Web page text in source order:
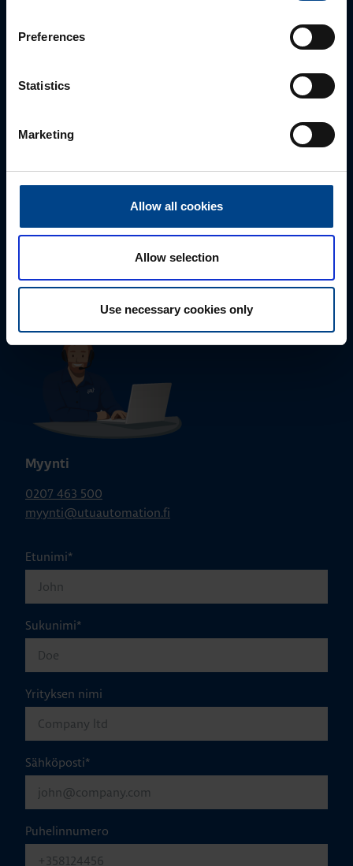
Preferences
Statistics
Marketing
Allow all cookies
Allow selection
Use necessary cookies only
tuki@utuautomation.fi
Myynti
0207 463 500
myynti@utuautomation.fi
Etunimi*
Sukunimi*
Yrityksen nimi
Sähköposti*
Puhelinnumero